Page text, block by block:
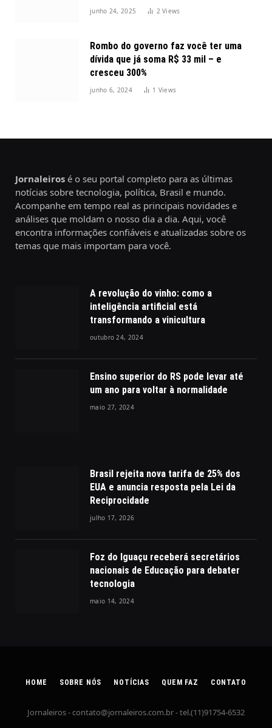
junho 24, 2025 2Views
Rombo do governo faz você ter uma
dívida que já soma R$ 33 mil – e
cresceu 300%
junho 6, 2024 1 Views
Jornaleiros é o seu portal completo para as últimas
notícias sobre tecnologia, política, Brasil e mundo.
Acompanhe em tempo real as principais novidades e
análises que moldam o nosso dia a dia. Aqui, você
encontra informações confiáveis e atualizadas sobre os
temas que mais importam para você.
A revolução do vinho: como a
inteligência artificial está
transformando a vinicultura
outubro 24, 2024
Ensino superior do RS pode levar até
um ano para voltar à normalidade
maio 27, 2024
Brasil rejeita nova tarifa de 25% dos
EUA e anuncia resposta pela Lei da
Reciprocidade
julho 17, 2026
Foz do Iguaçu receberá secretários
nacionais de Educação para debater
tecnologia
maio 14, 2024
HOME SOBRE NÓS NOTÍCIAS QUEM FAZ CONTATO
Jornaleiros -contato@jornaleiros.com.br- tel.(11)91754-6532